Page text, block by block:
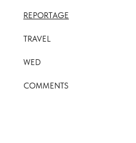
REPORTAGE
TRAVEL
WED
COMMENTS